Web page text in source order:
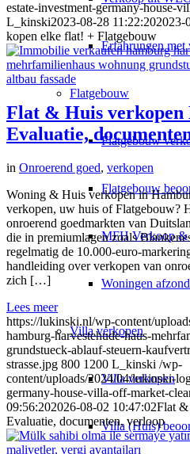
Erfahrungen
Flatgebouw
Flatgebouw
Flatgebouw
MFH Verkoop &
Woningen
Villaverkopen
Villa verkopen
Villa (Huis)
estate-investment-germany-house-
L_kinski2023-08-28 11:22:202023-
kopen elke flat! + Flatgebouw
Flat & Huis verkopen
Evaluatie,
in Onroerend goed, verkopen
Woning & Huis verkopen in
verkopen, uw huis of Flatgebouw?
onroerend goedmarkten van
die in premiumlagen zoals
regelmatig de 10.000-euro-
handleiding over verkopen van
zich […]
Lees meer
https://lukinski.nl/wp-content/
hamburg-harvestehude-haus-
grundstueck-ablauf-steuern-
strasse.jpg 800 1200 L_kinski /wp-
content/uploads/2024/04/lukinski-
germany-house-villa-off-market-
09:56:202026-08-02 10:47:02Flat &
Evaluatie, documenten, verloop